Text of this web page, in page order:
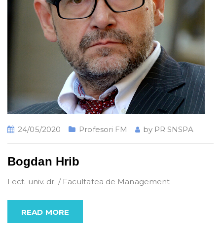
24/05/2020 Profesori FM by PR SNSPA
Bogdan Hrib
Lect. univ. dr. / Facultatea de Management
READ MORE